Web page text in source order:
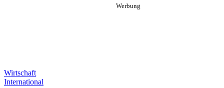
Wirtschaft
International